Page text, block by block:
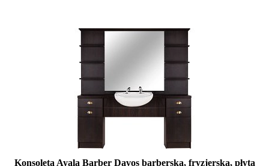
Konsoleta Ayala Barber Davos barberska, fryzjerska, płyta